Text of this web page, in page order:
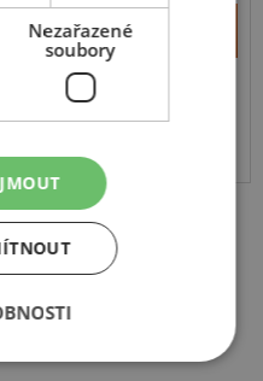
–
do 2 dnů
do 2 dnů.
Nepodceňte ani
Nezařazené
soubory